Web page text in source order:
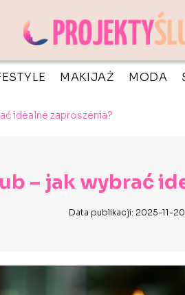
MAKIJAŻ MODA
idealne zaproszenia?
– jak wybrać
Data publikacji: 2025-11-20